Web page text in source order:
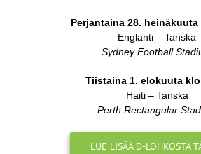
Perjantaina 28. heinäkuuta
Englanti – Tanska
Sydney Football
Tiistaina 1. elokuuta klo
Haiti – Tanska
Perth Rectangular
LUE LISÄÄ D-LOHKOSTA